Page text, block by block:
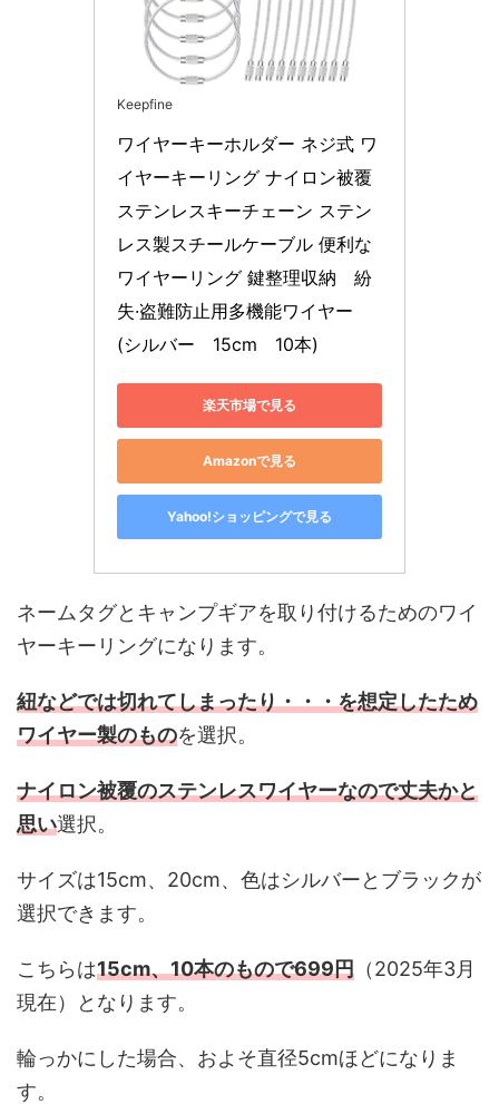
Keepfine
ワイヤーキーホルダー ネジ式 ワ
イヤーキーリング ナイロン被覆
ステンレスキーチェーン ステン
レス製スチールケーブル 便利な
ワイヤーリング 鍵整理収納　紛
失·盗難防止用多機能ワイヤー
(シルバー　15cm　10本)
楽天市場で見る
Amazonで見る
Yahoo!ショッピングで見る
ネームタグとキャンプギアを取り付けるためのワイ
ヤーキーリングになります。
紐などでは切れてしまったり・・・を想定したため
ワイヤー製のものを選択。
ナイロン被覆のステンレスワイヤーなので丈夫かと
思い選択。
サイズは15cm、20cm、色はシルバーとブラックが
選択できます。
こちらは15cm、10本のもので699円 （2025年3月
現在）となります。
輪っかにした場合、およそ直径5cmほどになりま
す。